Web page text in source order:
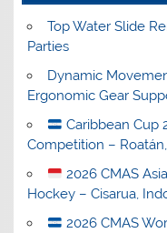
Top Water Slide
Parties
Dynamic
Ergonomic Gear
Caribbean Cup
Competition –
2026 CMAS
Hockey – Cisarua,
2026 CMAS